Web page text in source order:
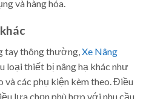
và hàng hóa.
tay thông thường,Xe Nâng
loại thiết bị nâng hạ khác như
và các phụ kiện kèm theo. Điều
lựa chọn phù hợp với nhu cầu